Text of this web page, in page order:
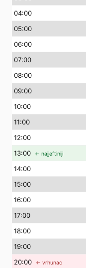
04:00
05:00
06:00
07:00
08:00
09:00
10:00
11:00
12:00
13:00 ← najjeftiniji
14:00
15:00
16:00
17:00
18:00
19:00
20:00 ← vrhunac